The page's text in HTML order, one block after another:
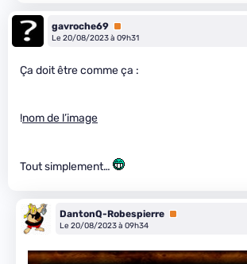
gavroche69 Premium
Le 20/08/2023 à 09h31
Ça doit être comme ça :
!nom de l’image
Tout simplement…
DantonQ-Robespierre Premium
Le 20/08/2023 à 09h34